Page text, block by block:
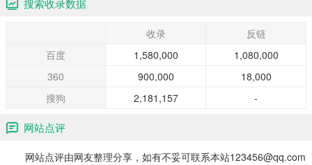
搜索收录数据
收录
反链
百度
1,580,000
1,080,000
360
900,000
18,000
搜狗
2,181,157 -
网站点评
网站点评由网友整理分享，如有不妥可联系本站123456@qq.com